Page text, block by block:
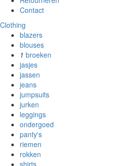
Contact
Clothing
blazers
blouses
1 broeken
jasjes
jassen
jeans
jumpsuits
jurken
leggings
ondergoed
panty's
riemen
rokken
shirts